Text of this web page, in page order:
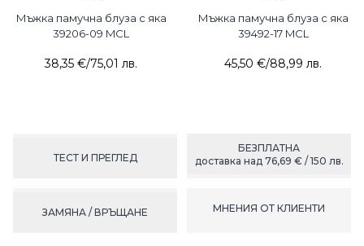
Мъжка памучна блуза с яка
39206-09 MCL
38,35 €/75,01 лв.
Мъжка памучна блуза с яка
39492-17 MCL
45,50 €/88,99 лв.
ТЕСТ И ПРЕГЛЕД
БЕЗПЛАТНА
доставка над 76,69 € / 150 лв.
ЗАМЯНА / ВРЪЩАНЕ МНЕНИЯ ОТ КЛИЕНТИ